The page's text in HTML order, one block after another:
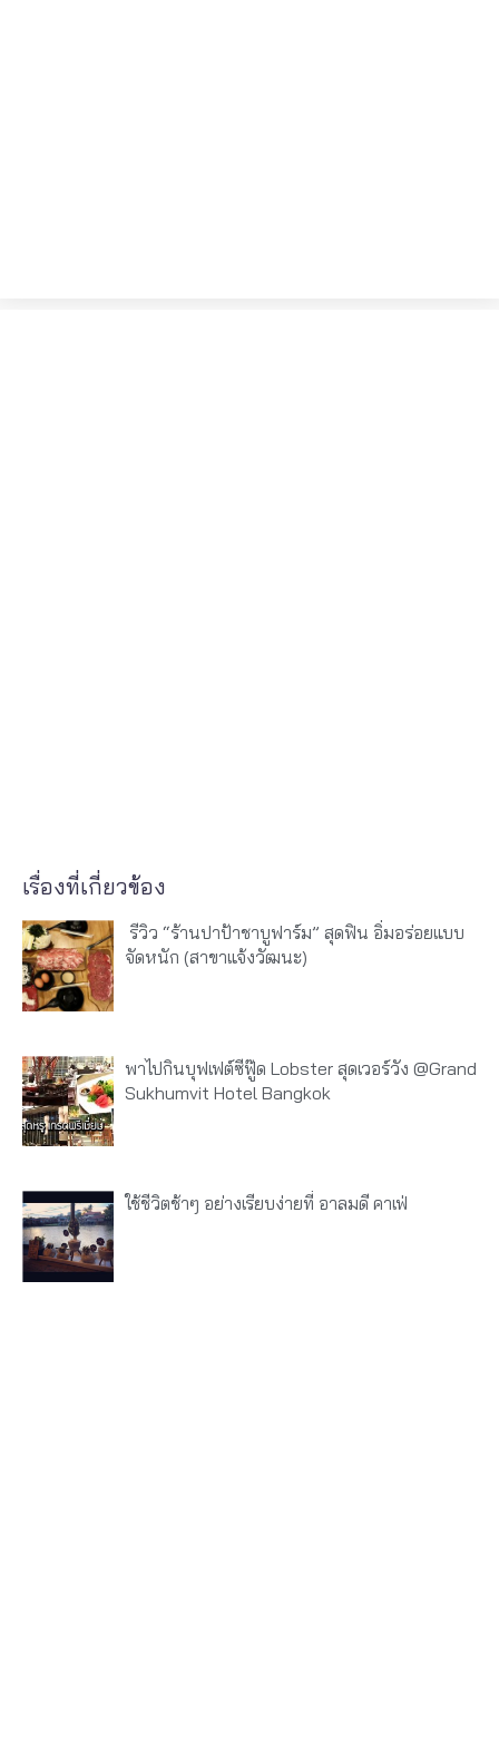
เรื่องที่เกี่ยวข้อง
รีวิว “ร้านปาป้าชาบูฟาร์ม” สุดฟิน อิ่มอร่อยแบบ
จัดหนัก (สาขาแจ้งวัฒนะ)
พาไปกินบุฟเฟต์ซีฟู๊ด Lobster สุดเวอร์วัง @Grand
Sukhumvit Hotel Bangkok
ใช้ชีวิตช้าๆ อย่างเรียบง่ายที่ อาลมดี คาเฟ่